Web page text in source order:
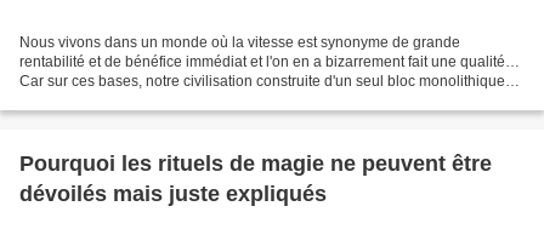
Nous vivons dans un monde où la vitesse est synonyme de grande
rentabilité et de bénéfice immédiat et l'on en a bizarrement fait une qualité…
Car sur ces bases, notre civilisation construite d'un seul bloc monolithique
Pourquoi les rituels de magie ne peuvent être
dévoilés mais juste expliqués